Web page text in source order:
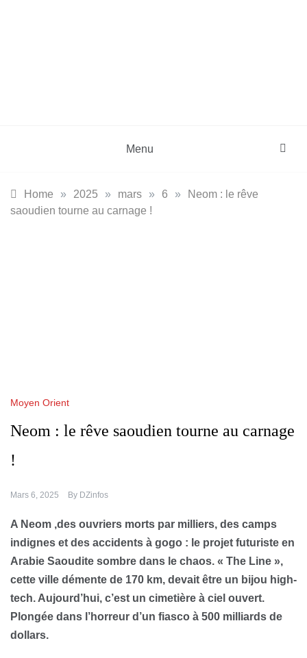
Menu
Home » 2025 » mars » 6 »
Neom : le rêve
saoudien tourne au carnage !
Moyen Orient
Neom : le rêve saoudien tourne au carnage
!
Mars 6, 2025 By DZinfos
A Neom ,des ouvriers morts par milliers, des camps
indignes et des accidents à gogo : le projet futuriste en
Arabie Saoudite sombre dans le chaos. « The Line »,
cette ville démente de 170 km, devait être un bijou high-
tech. Aujourd’hui, c’est un cimetière à ciel ouvert.
Plongée dans l’horreur d’un fiasco à 500 milliards de
dollars.